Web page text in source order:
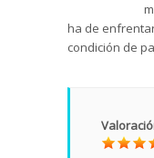
ha de
condición de